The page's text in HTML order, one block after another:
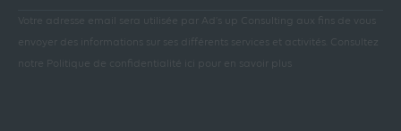
Votre adresse email sera utilisée par Ad’s up Consulting aux fins de vous
envoyer des informations sur ses différents services et activités.
Consultez
notre Politique de confidentialité ici pour en savoir plus